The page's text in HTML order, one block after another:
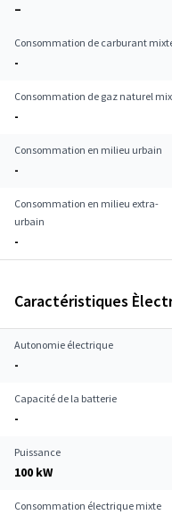
–
Consommation de carburant
-
Consommation de gaz naturel
-
Consommation en milieu urbain
-
Consommation en milieu extra-
urbain
-
Caractéristiques
Autonomie électrique
-
Capacité de la batterie
-
Puissance
100 kW
Consommation électrique mixte